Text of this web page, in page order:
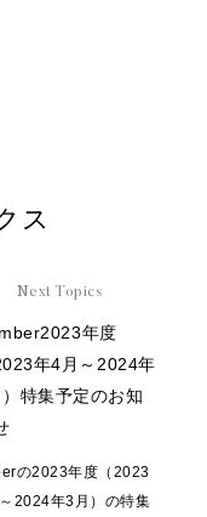
ス
Next Topics
年度
年4月～2024年
特集予定のお知
の2023年度（2023
2024年3月）の特集